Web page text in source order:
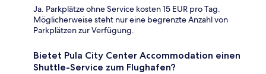
Ja. Parkplätze ohne Service kosten 15 EUR pro Tag.
Möglicherweise steht nur eine begrenzte Anzahl von
Parkplätzen zur Verfügung.
Bietet Pula City Center Accommodation einen
Shuttle-Service zum Flughafen?